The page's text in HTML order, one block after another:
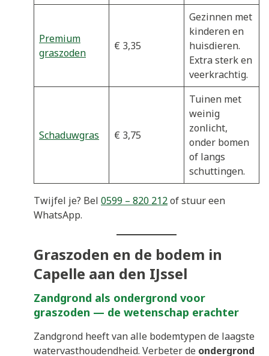
Premium
graszoden
€ 3,35
Gezinnen met
kinderen en
huisdieren.
Extra sterk en
veerkrachtig.
Schaduwgras € 3,75
Tuinen met
weinig
zonlicht,
onder bomen
of langs
schuttingen.
Twijfel je? Bel 0599 – 820 212of stuur een
WhatsApp.
Graszoden en de bodem in
Capelle aan den IJssel
Zandgrond als ondergrond voor
graszoden — de wetenschap erachter
Zandgrond heeft van alle bodemtypen de laagste
watervasthoudendheid. Verbeter de ondergrond